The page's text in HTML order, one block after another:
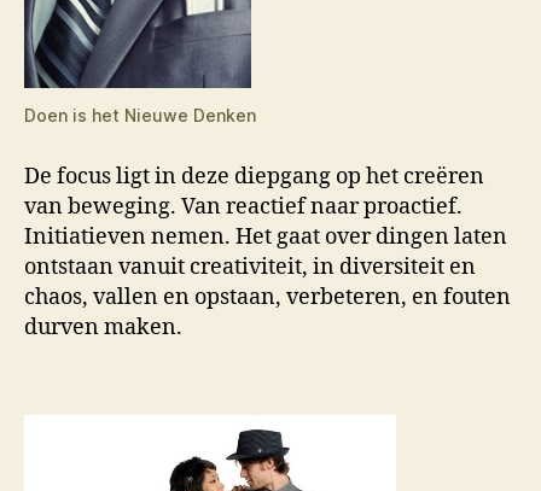
Doen is het Nieuwe Denken
De focus ligt in deze diepgang op het creëren
van beweging. Van reactief naar proactief.
Initiatieven nemen. Het gaat over dingen laten
ontstaan vanuit creativiteit, in diversiteit en
chaos, vallen en opstaan, verbeteren, en fouten
durven maken.